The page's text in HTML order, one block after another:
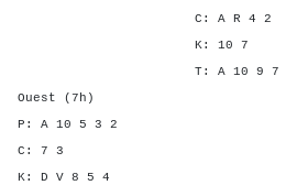
C: A R
K: 10
T: A 10 9
Ouest (7h)
P: A 10 5
C: 7 3
K: D V 8 5